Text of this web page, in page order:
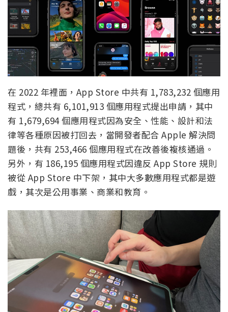
在 2022 年裡面，App Store 中共有 1,783,232 個應用
程式，總共有 6,101,913 個應用程式提出申請，其中
有 1,679,694 個應用程式因為安全、性能、設計和法
律等各種原因被打回去，當開發者配合 Apple 解決問
題後，共有 253,466 個應用程式在改善後複核通過。
另外，有 186,195 個應用程式因違反 App Store 規則
被從 App Store 中下架，其中大多數應用程式都是遊
戲，其次是公用事業、商業和教育。